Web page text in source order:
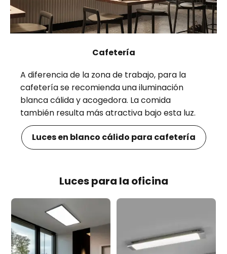
Cafetería
A diferencia de la zona de trabajo, para la
cafetería se recomienda una iluminación
blanca cálida y acogedora. La comida
también resulta más atractiva bajo esta luz.
Luces en blanco cálido para cafetería
Luces para la oficina